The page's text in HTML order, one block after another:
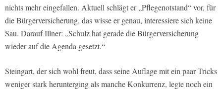
nichts mehr eingefallen. Aktuell schlägt er „Pflegenotstand“ vor, für
die Bürgerversicherung, das wisse er genau, interessiere sich keine
Sau. Darauf Illner: „Schulz hat gerade die Bürgerversicherung
wieder auf die Agenda gesetzt.“
Steingart, der sich wohl freut, dass seine Auflage mit ein paar Tricks
weniger stark herunterging als manche Konkurrenz, legte noch ein